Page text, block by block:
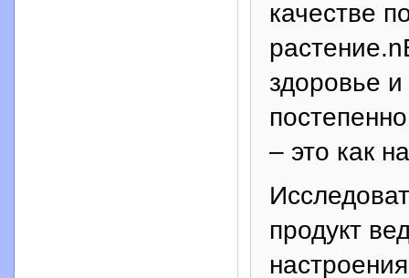
качестве
здоровье
– это как
продукт